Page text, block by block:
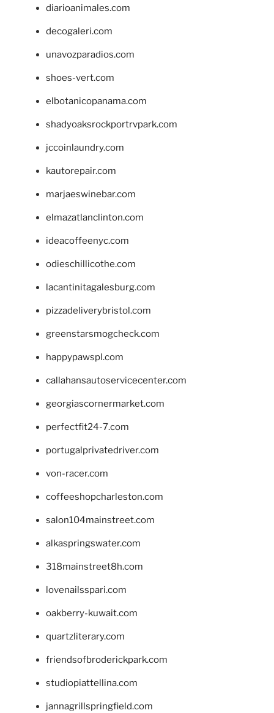
diarioanimales.com
decogaleri.com
unavozparadios.com
shoes-vert.com
elbotanicopanama.com
shadyoaksrockportrvpark.com
jccoinlaundry.com
kautorepair.com
marjaeswinebar.com
elmazatlanclinton.com
ideacoffeenyc.com
odieschillicothe.com
lacantinitagalesburg.com
pizzadeliverybristol.com
greenstarsmogcheck.com
happypawspl.com
callahansautoservicecenter.com
georgiascornermarket.com
perfectfit24-7.com
portugalprivatedriver.com
von-racer.com
coffeeshopcharleston.com
salon104mainstreet.com
alkaspringswater.com
318mainstreet8h.com
lovenailsspari.com
oakberry-kuwait.com
quartzliterary.com
friendsofbroderickpark.com
studiopiattellina.com
jannagrillspringfield.com